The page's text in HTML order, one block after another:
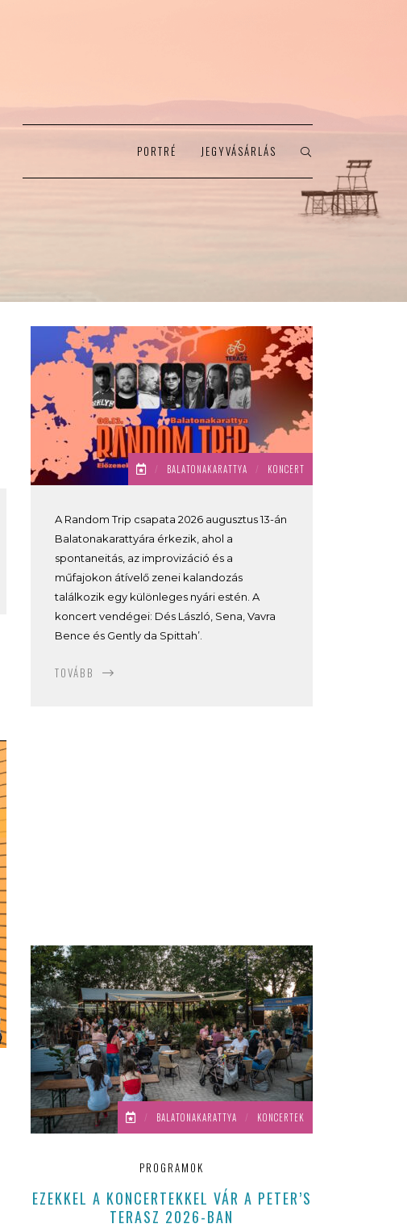
PORTRÉ JEGYVÁSÁRLÁS
/ BALATONAKARATTYA / KONCERT
A Random Trip csapata 2026 augusztus 13-án
Balatonakarattyára érkezik, ahol a
spontaneitás, az improvizáció és a
műfajokon átívelő zenei kalandozás
találkozik egy különleges nyári estén. A
koncert vendégei: Dés László, Sena, Vavra
Bence és Gently da Spittah’.
TOVÁBB
/ BALATONAKARATTYA / KONCERTEK
PROGRAMOK
EZEKKEL A KONCERTEKKEL VÁR A PETER’S
TERASZ 2026-BAN